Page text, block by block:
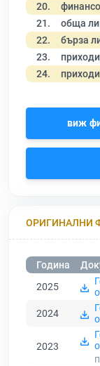
20.
21. обща
22. бърза
23.
24.
виж
ОРИГИНАЛНИ
Година
2025
2024
2023